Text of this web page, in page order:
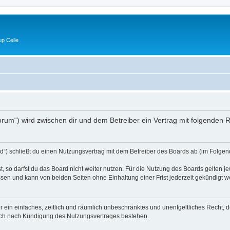
Celle
wird zwischen dir und dem Betreiber ein Vertrag mit folgenden
schließt du einen Nutzungsvertrag mit dem Betreiber des Boards ab (im
so darfst du das Board nicht weiter nutzen. Für die Nutzung des Boards gelten
und kann von beiden Seiten ohne Einhaltung einer Frist jederzeit gekündigt
einfaches, zeitlich und räumlich unbeschränktes und unentgeltliches Recht,
nach Kündigung des Nutzungsvertrages bestehen.